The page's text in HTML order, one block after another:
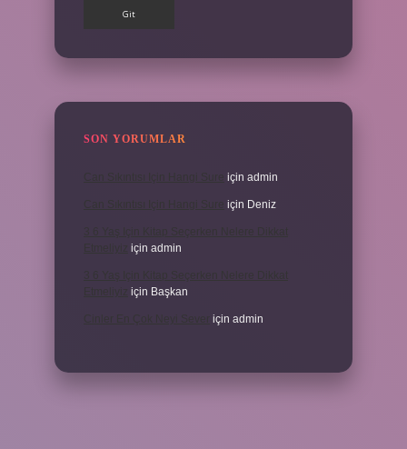
SON YORUMLAR
için admin
için Deniz
için admin
için Başkan
için admin